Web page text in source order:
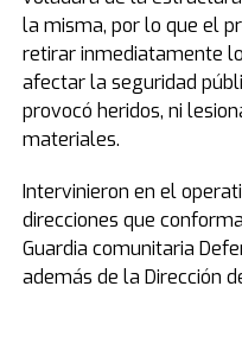
la misma, por lo que el
retirar inmediatamente
afectar la seguridad
provocó heridos, ni
materiales.
Intervinieron en el
direcciones que
Guardia comunitaria
además de la Dirección